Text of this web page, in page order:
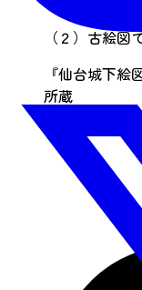
（２）古絵
『仙台城下
所蔵